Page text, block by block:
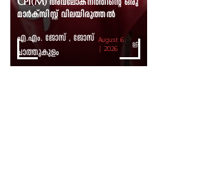
മാർക്സിസ്റ്റ് വിലയിരുത്തൽ
എ.എം. ജോസ് , ജോസ്
ചാത്തുകുളം
August 6
| 2026